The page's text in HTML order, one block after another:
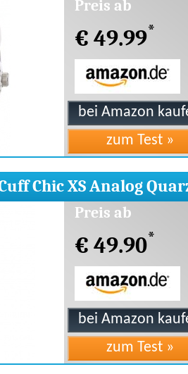
Preis ab
€ 49.99*
Chic XS Analog
Preis ab
€ 49.90*